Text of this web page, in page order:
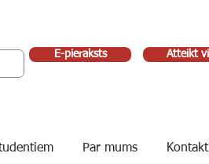
E-pieraksts Atteikt
Par mums